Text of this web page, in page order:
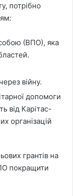
потрібно
(ВПО), яка
війну.
допомоги
від Карітас-
організацій
грантів на
покращити